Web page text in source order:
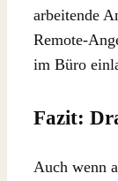
arbeitende
Remote-
im Büro
Fazit:
Auch wenn